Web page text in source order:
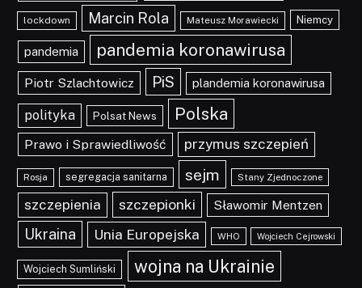
lockdown Marcin Rola Mateusz Morawiecki Niemcy
pandemia pandemia koronawirusa
Piotr Szlachtowicz PiS plandemia koronawirusa
polityka Polsat News Polska
Prawo i Sprawiedliwość przymus szczepień
Rosja segregacja sanitarna sejm Stany Zjednoczone
szczepienia szczepionki Sławomir Mentzen
Ukraina Unia Europejska WHO Wojciech Cejrowski
Wojciech Sumliński wojna na Ukrainie